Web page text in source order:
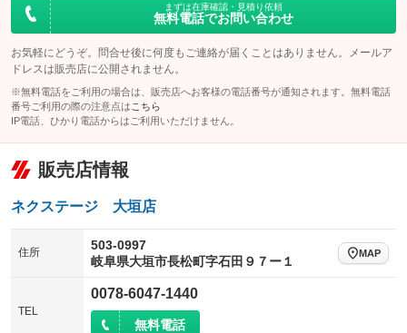
まずは在庫確認・見積り依頼
無料電話でお問い合わせ
お気軽にどうぞ。問合せ後に何度もご連絡が届くことはありません。メールア
ドレスは販売店に公開されません。
※無料電話をご利用の場合は、販売店へお客様の電話番号が通知されます。無料電話
番号ご利用の際の注意点は こちら
IP電話、ひかり電話からはご利用いただけません。
販売店情報
ネクステージ 大垣店
住所
503-0997
岐阜県大垣市長松町字石田９７ー１
MAP
TEL
0078-6047-1440
無料電話